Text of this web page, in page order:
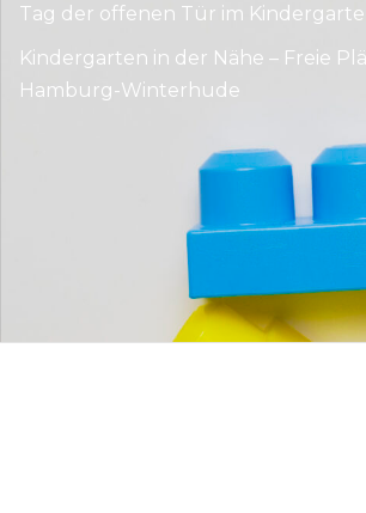
Tag der offenen Tür im
Kindergarten in der Nähe – Freie
Hamburg-Winterhude